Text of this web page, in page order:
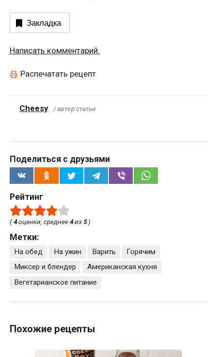
Закладка
Написать комментарий.
Распечатать рецепт
Cheesy / автор статьи
Поделиться с друзьями
Рейтинг
(4оценки, среднее4из 5)
Метки:
На обед На ужин Варить
Горячим
Миксер и блендер
Американская кухня
Вегетарианское питание
Похожие рецепты